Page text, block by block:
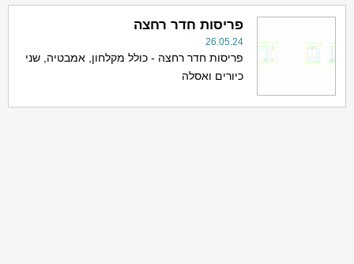
פריסות חדר רחצה
26.05.24
פריסות חדר רחצה - כולל מקלחון, אמבטיה, שני
כיורים ואסלה